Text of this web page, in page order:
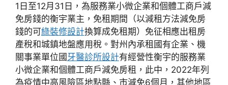
1日至12月31日，為服務業小微企業和個體工商戶減
免房錢的衡宇業主，免租期間（以減租方法減免房
錢的可綠裝修設計換算成免租期）免征相應出租房
產稅和城鎮地盤應用稅。對州內承租國有企業、機
關事業單位國 牙醫診所設計有經營性衡宇的服務業
小微企業和個體工商戶減免房租，此中，2022年列
為疫情中高風險區地點縣、市減免6個月，其他地區